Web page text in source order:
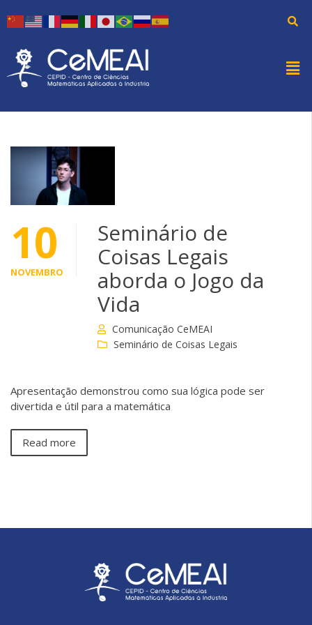
10
NOVEMBRO
Seminário de
Coisas Legais
aborda o Jogo da
Vida
Comunicação CeMEAI
Seminário de Coisas Legais
Apresentação demonstrou como sua lógica pode ser
divertida e útil para a matemática
Read more